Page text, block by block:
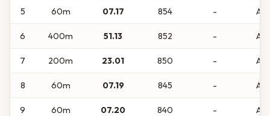
5 60m 07.17 854 -
6 400m 51.13 852 -
7 200m 23.01 850 -
8 60m 07.19 845 -
9 60m 07.20 840 -